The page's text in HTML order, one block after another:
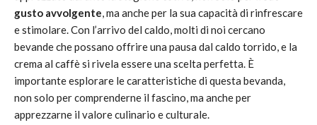
gusto avvolgente, ma anche per la sua capacità di rinfrescare
e stimolare. Con l’arrivo del caldo, molti di noi cercano
bevande che possano offrire una pausa dal caldo torrido, e la
crema al caffè si rivela essere una scelta perfetta. È
importante esplorare le caratteristiche di questa bevanda,
non solo per comprenderne il fascino, ma anche per
apprezzarne il valore culinario e culturale.